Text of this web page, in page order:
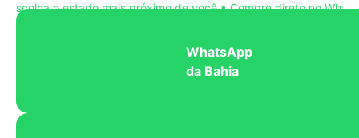
o estado mais próximo de você • Compre direto no
WhatsApp
da Bahia